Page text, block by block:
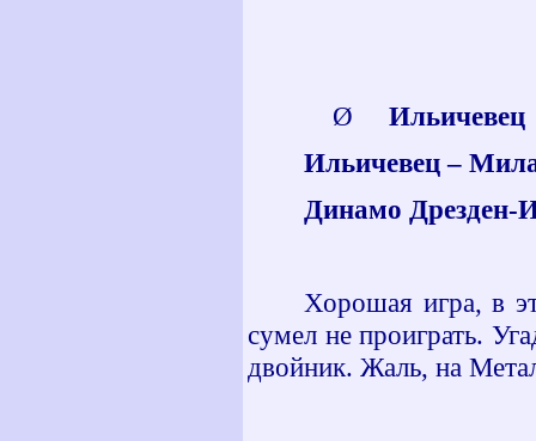
Ø
Ильичевец
Ильичевец –
Динамо Дрезден-
Хорошая игра, в
сумел не проиграть.
двойник. Жаль, на